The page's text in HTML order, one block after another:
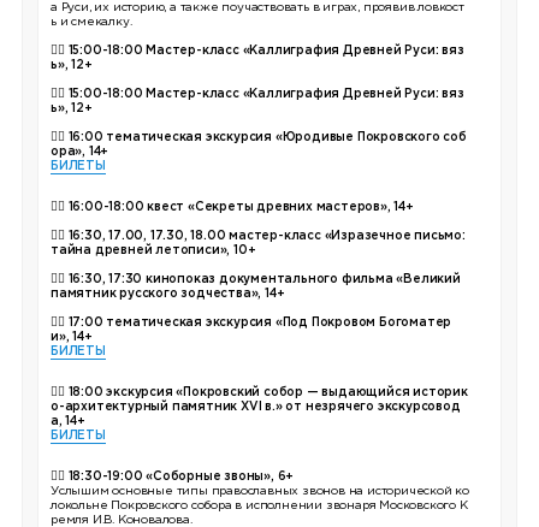
а Руси, их историю, а также поучаствовать в играх, проявив ловкост
ь и смекалку.
15:00-18:00 Мастер-класс «Каллиграфия Древней Руси: вяз
ь», 12+
15:00-18:00 Мастер-класс «Каллиграфия Древней Руси: вяз
ь», 12+
16:00 тематическая экскурсия «Юродивые Покровского соб
ора», 14+
БИЛЕТЫ
16:00-18:00 квест «Секреты древних мастеров», 14+
👉🏼 16:30, 17.00, 17.30, 18.00 мастер-класс «Изразечное письмо:
тайна древней летописи», 10+
👉🏼 16:30, 17:30 кинопоказ документального фильма «Великий
памятник русского зодчества», 14+
👉🏼 17:00 тематическая экскурсия «Под Покровом Богоматер
и», 14+
БИЛЕТЫ
👉🏼 18:00 экскурсия «Покровский собор — выдающийся историк
о-архитектурный памятник XVI в.» от незрячего экскурсовод
а, 14+
БИЛЕТЫ
18:30-19:00 «Соборные звоны», 6+
Услышим основные типы православных звонов на исторической ко
локольне Покровского собора в исполнении звонаря Московского К
ремля И.В. Коновалова.